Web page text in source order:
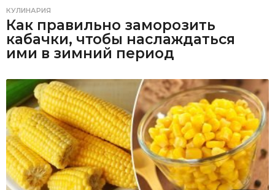
КУЛИНАРИЯ
Как правильно заморозить
кабачки, чтобы наслаждаться
ими в зимний период